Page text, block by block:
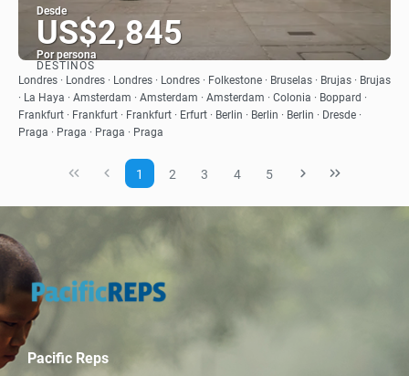
Desde
US$2,845
Por persona
Ver
DESTINOS
Londres · Londres · Londres · Londres · Folkestone · Bruselas · Brujas · Brujas
· La Haya · Amsterdam · Amsterdam · Amsterdam · Colonia · Boppard ·
Frankfurt · Frankfurt · Frankfurt · Erfurt · Berlin · Berlin · Berlin · Dresde ·
Praga · Praga · Praga · Praga
1 2 3 4 5
Pacific Reps